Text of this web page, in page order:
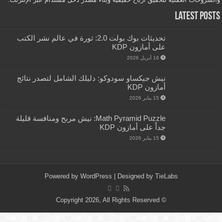
Latest Posts
تحديثات بوك بولت 2.0: ثورة في عالم نشر الكتب
على أمازون KDP
16 أبريل 2026
نيش جيكساو سودوكو: دليلك الشامل لتصدر نتائج
أمازون KDP
15 يناير 2026
Math Pyramid Puzzle: نيش مربح ومنافسة قليلة
جداً على أمازون KDP
15 يناير 2026
Powered by WordPress | Designed by TieLabs
© Copyright 2026, All Rights Reserved